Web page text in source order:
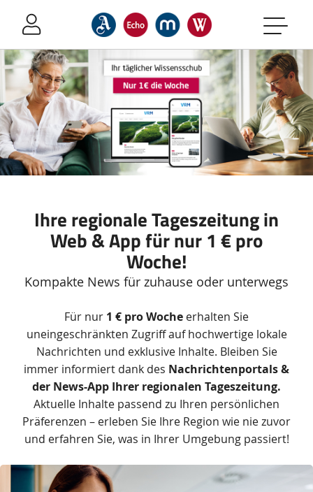
Sprung-
Navigation
direkt
zu:
Header
Inhalt
Footer
Ihre regionale Tageszeitung in
Web & App für nur 1 € pro
Woche!
Kompakte News für zuhause oder unterwegs
Zusätzliche
Informationen
Für nur 1 € pro Woche erhalten Sie
uneingeschränkten Zugriff auf hochwertige lokale
Nachrichten und exklusive Inhalte. Bleiben Sie
immer informiert dank des Nachrichtenportals &
der News-App Ihrer regionalen Tageszeitung.
Aktuelle Inhalte passend zu Ihren persönlichen
Präferenzen – erleben Sie Ihre Region wie nie zuvor
und erfahren Sie, was in Ihrer Umgebung passiert!
Produkt